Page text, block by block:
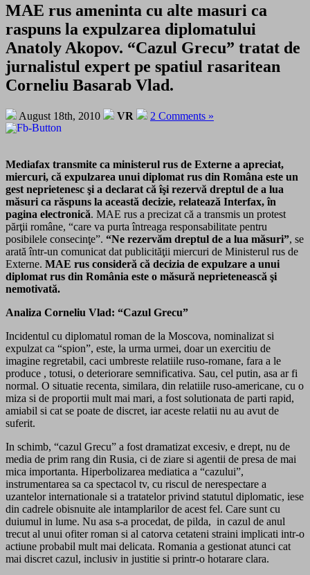
MAE rus ameninta cu alte masuri ca
raspuns la expulzarea diplomatului
Anatoly Akopov. “Cazul Grecu” tratat de
jurnalistul expert pe spatiul rasaritean
Corneliu Basarab Vlad.
August 18th, 2010 VR 2 Comments »
Mediafax transmite ca ministerul rus de Externe a apreciat,
miercuri, că expulzarea unui diplomat rus din Româna este un
gest neprietenesc şi a declarat că îşi rezervă dreptul de a lua
măsuri ca răspuns la această decizie, relatează Interfax, în
pagina electronică. MAE rus a precizat că a transmis un protest
părţii române, “care va purta întreaga responsabilitate pentru
posibilele consecinţe”. “Ne rezervăm dreptul de a lua măsuri”, se
arată într-un comunicat dat publicităţii miercuri de Ministerul rus de
Externe. MAE rus consideră că decizia de expulzare a unui
diplomat rus din România este o măsură neprietenească şi
nemotivată.
Analiza Corneliu Vlad: “Cazul Grecu”
Incidentul cu diplomatul roman de la Moscova, nominalizat si
expulzat ca “spion”, este, la urma urmei, doar un exercitiu de
imagine regretabil, caci umbreste relatiile ruso-romane, fara a le
produce , totusi, o deteriorare semnificativa. Sau, cel putin, asa ar fi
normal. O situatie recenta, similara, din relatiile ruso-americane, cu o
miza si de proportii mult mai mari, a fost solutionata de parti rapid,
amiabil si cat se poate de discret, iar aceste relatii nu au avut de
suferit.
In schimb, “cazul Grecu” a fost dramatizat excesiv, e drept, nu de
media de prim rang din Rusia, ci de ziare si agentii de presa de mai
mica importanta. Hiperbolizarea mediatica a “cazului”,
instrumentarea sa ca spectacol tv, cu riscul de nerespectare a
uzantelor internationale si a tratatelor privind statutul diplomatic, iese
din cadrele obisnuite ale intamplarilor de acest fel. Care sunt cu
duiumul in lume. Nu asa s-a procedat, de pilda, in cazul de anul
trecut al unui ofiter roman si al catorva cetateni straini implicati intr-o
actiune probabil mult mai delicata. Romania a gestionat atunci cat
mai discret cazul, inclusiv in justitie si printr-o hotarare clara.